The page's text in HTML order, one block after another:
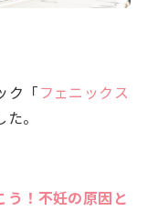
ク「フェニックス
。
！不妊の原因と